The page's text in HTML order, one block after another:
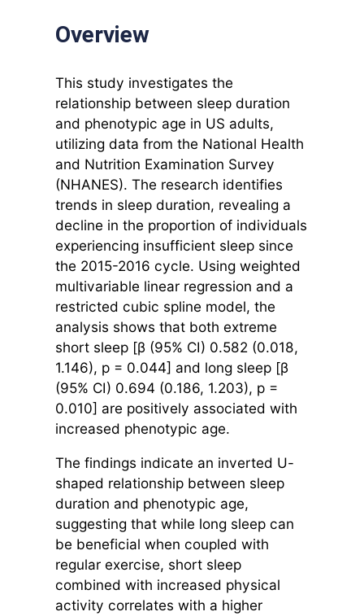
Overview
This study investigates the
relationship between sleep duration
and phenotypic age in US adults,
utilizing data from the National Health
and Nutrition Examination Survey
(NHANES). The research identifies
trends in sleep duration, revealing a
decline in the proportion of individuals
experiencing insufficient sleep since
the 2015-2016 cycle. Using weighted
multivariable linear regression and a
restricted cubic spline model, the
analysis shows that both extreme
short sleep [β (95% CI) 0.582 (0.018,
1.146), p = 0.044] and long sleep [β
(95% CI) 0.694 (0.186, 1.203), p =
0.010] are positively associated with
increased phenotypic age.
The findings indicate an inverted U-
shaped relationship between sleep
duration and phenotypic age,
suggesting that while long sleep can
be beneficial when coupled with
regular exercise, short sleep
combined with increased physical
activity correlates with a higher